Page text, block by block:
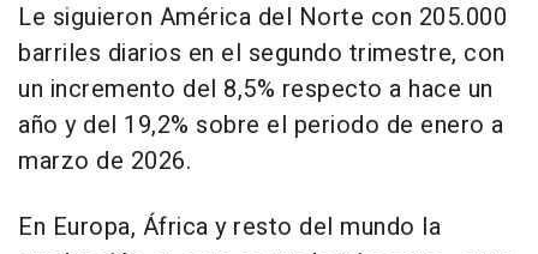
Le siguieron América del Norte con 205.000
barriles diarios en el segundo trimestre, con
un incremento del 8,5% respecto a hace un
año y del 19,2% sobre el periodo de enero a
marzo de 2026.
En Europa, África y resto del mundo la